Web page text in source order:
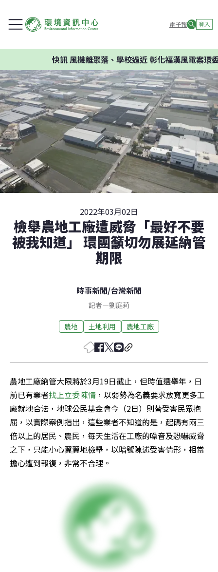
電子報 登入
風機離聚落、學校過近 彰化福漢風電案環委建議不
2022年03月02日
檢舉農地工廠遭威脅「最好不要
被我知道」 環團籲切勿展延納管
期限
時事新聞/台灣新聞
記者—劉庭莉
農地 土地利用 農地工廠
農地工廠納管大限將於3月19日截止，但時值選舉年，日
前已有業者找上立委陳情，以弱勢為名義要求放寬更多工
廠就地合法，地球公民基金會今（2日）則替受害民眾抱
屈，以實際案例指出，這些業者不知道的是，起碼有兩三
倍以上的居民、農民，每天生活在工廠的噪音及恐嚇威脅
之下，只能小心翼翼地檢舉，以暗號陳述受害情形，相當
擔心遭到報復，非常不合理。